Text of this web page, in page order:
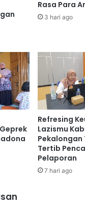
Rasa Para
3 hari ago
Refresing
Lazismu
Pekalongan
Tertib
Pelaporan
7 hari ago